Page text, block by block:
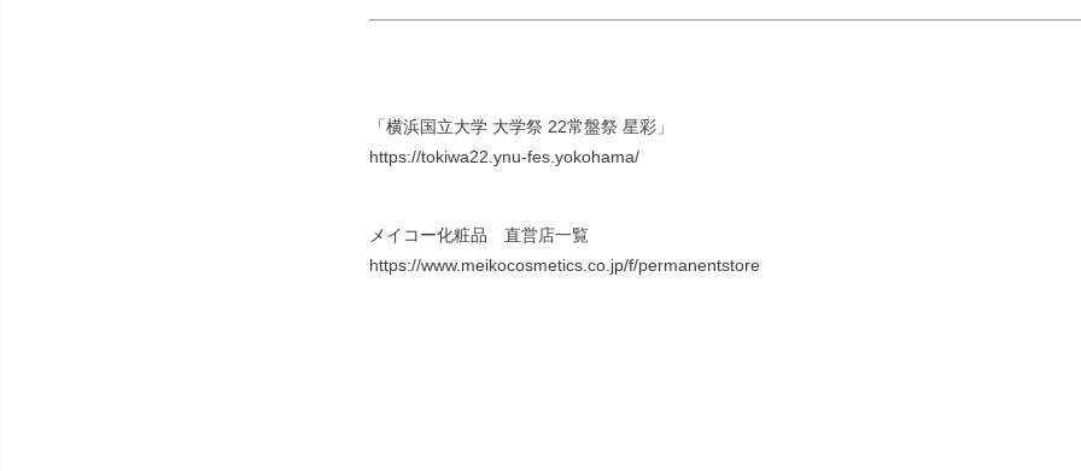
「横浜国立大学 大学祭 22常盤祭 星彩」
https://tokiwa22.ynu-fes.yokohama/
メイコー化粧品 直営店一覧
https://www.meikocosmetics.co.jp/f/permanentstore